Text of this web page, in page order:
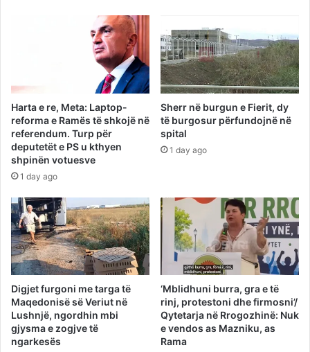
Harta e re, Meta: Laptop-
reforma e Ramës të shkojë në
referendum. Turp për
deputetët e PS u kthyen
shpinën votuesve
1 day ago
Sherr në burgun e Fierit, dy
të burgosur përfundojnë në
spital
1 day ago
Digjet furgoni me targa të
Maqedonisë së Veriut në
Lushnjë, ngordhin mbi
gjysma e zogjve të
ngarkesës
‘Mblidhuni burra, gra e të
rinj, protestoni dhe firmosni’/
Qytetarja në Rrogozhinë: Nuk
e vendos as Mazniku, as
Rama